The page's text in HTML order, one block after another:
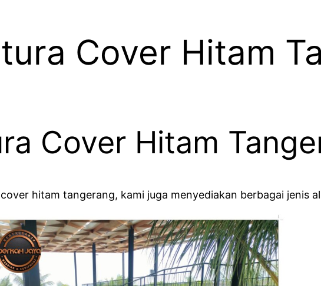
Cover Hitam
Cover Hitam
hitam tangerang, kami juga menyediakan berbagai jenis